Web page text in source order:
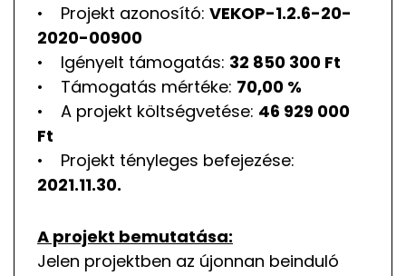
• Projekt azonosító: VEKOP-1.2.6-20-
2020-00900
• Igényelt támogatás: 32 850 300 Ft
• Támogatás mértéke: 70,00 %
• A projekt költségvetése: 46 929 000
Ft
• Projekt tényleges befejezése:
2021.11.30.
A projekt bemutatása:
Jelen projektben az újonnan beinduló